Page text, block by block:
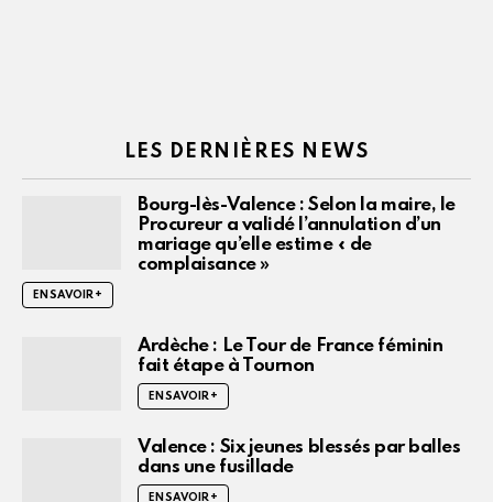
LES DERNIÈRES NEWS
Bourg-lès-Valence : Selon la maire, le
Procureur a validé l’annulation d’un
mariage qu’elle estime « de
complaisance »
EN SAVOIR +
Ardèche : Le Tour de France féminin
fait étape à Tournon
EN SAVOIR +
Valence : Six jeunes blessés par balles
dans une fusillade
EN SAVOIR +